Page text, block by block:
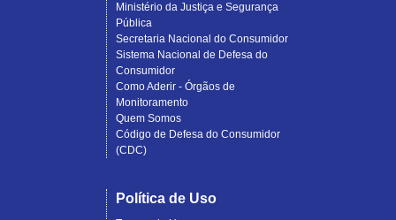
Ministério da Justiça e Segurança
Pública
Secretaria Nacional do Consumidor
Sistema Nacional de Defesa do
Consumidor
Como Aderir - Órgãos de
Monitoramento
Quem Somos
Código de Defesa do Consumidor
(CDC)
Política de Uso